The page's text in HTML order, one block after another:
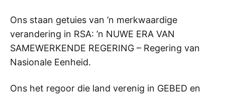
Ons staan getuies van ’n merkwaardige
verandering in RSA: ’n NUWE ERA VAN
SAMEWERKENDE REGERING – Regering van
Nasionale Eenheid.
Ons het regoor die land verenig in GEBED en